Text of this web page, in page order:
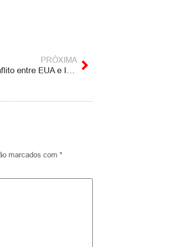
PRÓXIMA
Até onde irá o conflito entre EUA e Irã? Breno Altman
marcados com *